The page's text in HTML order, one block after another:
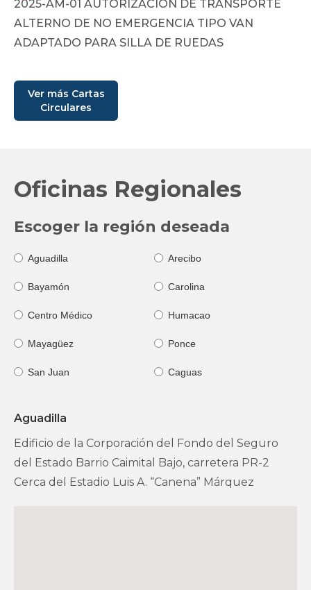
2025-AM-01 AUTORIZACIÓN DE TRANSPORTE
ALTERNO DE NO EMERGENCIA TIPO VAN
ADAPTADO PARA SILLA DE RUEDAS
Ver más Cartas
Circulares
Oficinas Regionales
Escoger la región deseada
Aguadilla Arecibo
Bayamón Carolina
Centro Médico Humacao
Mayagüez Ponce
San Juan Caguas
Aguadilla
Edificio de la Corporación del Fondo del Seguro
del Estado Barrio Caimital Bajo, carretera PR-2
Cerca del Estadio Luis A. “Canena” Márquez